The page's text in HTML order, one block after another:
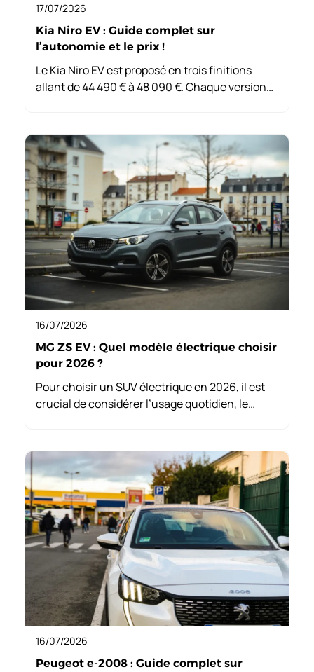
17/07/2026
Kia Niro EV : Guide complet sur
l’autonomie et le prix !
Le Kia Niro EV est proposé en trois finitions
allant de 44 490 € à 48 090 €. Chaque version
conducteurs.
16/07/2026
MG ZS EV : Quel modèle électrique choisir
pour 2026 ?
Pour choisir un SUV électrique en 2026, il est
crucial de considérer l’usage quotidien, le
une accessibilité à la portée des conducteurs.
16/07/2026
Peugeot e-2008 : Guide complet sur